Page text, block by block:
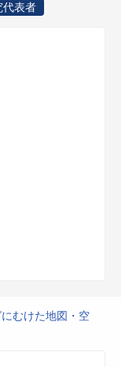
代表者
むけた地図・空